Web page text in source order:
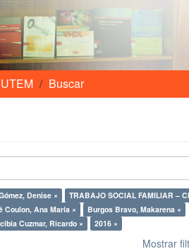
Buscar
Denise ×
TRABAJO
Coulon, Ana María ×
Burgos Bravo, Makarena ×
Cuzmar, Ricardo × 2016 ×
Mostrar